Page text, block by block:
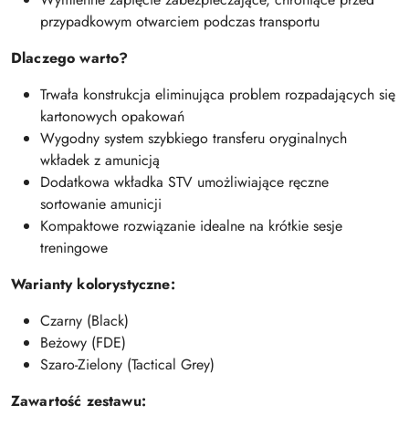
przypadkowym otwarciem podczas transportu
Dlaczego warto?
Trwała konstrukcja eliminująca problem rozpadających się
kartonowych opakowań
Wygodny system szybkiego transferu oryginalnych
wkładek z amunicją
Dodatkowa wkładka STV umożliwiające ręczne
sortowanie amunicji
Kompaktowe rozwiązanie idealne na krótkie sesje
treningowe
Warianty kolorystyczne:
Czarny (Black)
Beżowy (FDE)
Szaro-Zielony (Tactical Grey)
Zawartość zestawu: